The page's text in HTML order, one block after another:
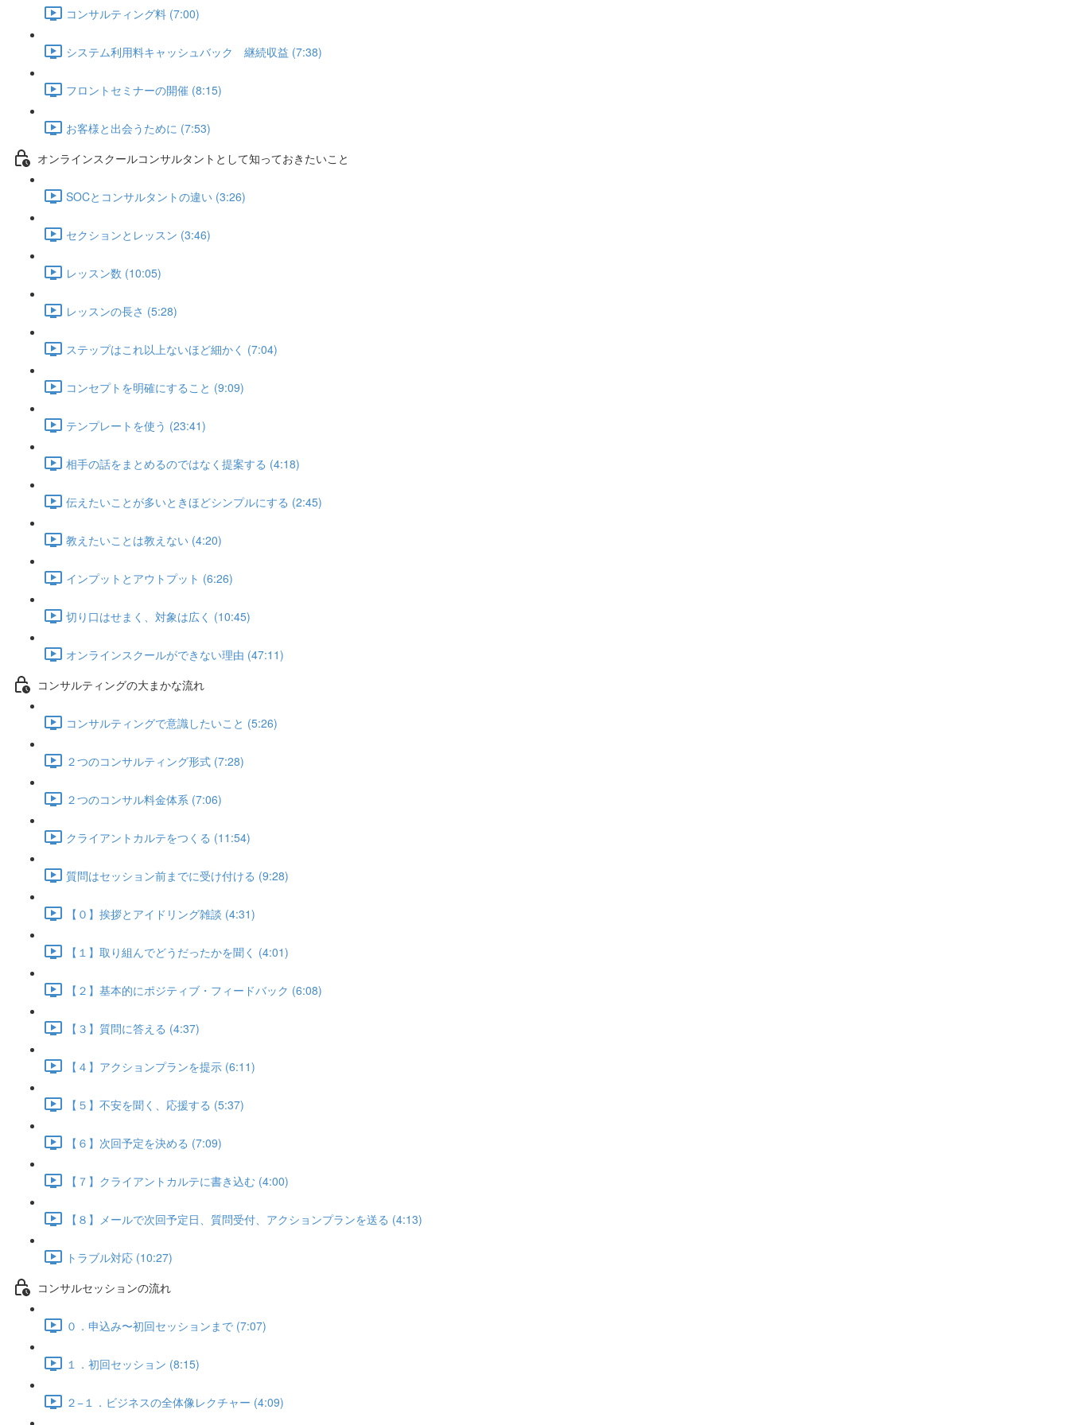
コンサルティング料 (7:00)
システム利用料キャッシュバック 継続収益 (7:38)
フロントセミナーの開催 (8:15)
お客様と出会うために (7:53)
オンラインスクールコンサルタントとして知っておきたいこと
SOCとコンサルタントの違い (3:26)
セクションとレッスン (3:46)
レッスン数 (10:05)
レッスンの長さ (5:28)
ステップはこれ以上ないほど細かく (7:04)
コンセプトを明確にすること (9:09)
テンプレートを使う (23:41)
相手の話をまとめるのではなく提案する (4:18)
伝えたいことが多いときほどシンプルにする (2:45)
教えたいことは教えない (4:20)
インプットとアウトプット (6:26)
切り口はせまく、対象は広く (10:45)
オンラインスクールができない理由 (47:11)
コンサルティングの大まかな流れ
コンサルティングで意識したいこと (5:26)
２つのコンサルティング形式 (7:28)
２つのコンサル料金体系 (7:06)
クライアントカルテをつくる (11:54)
質問はセッション前までに受け付ける (9:28)
【０】挨拶とアイドリング雑談 (4:31)
【１】取り組んでどうだったかを聞く (4:01)
【２】基本的にポジティブ・フィードバック (6:08)
【３】質問に答える (4:37)
【４】アクションプランを提示 (6:11)
【５】不安を聞く、応援する (5:37)
【６】次回予定を決める (7:09)
【７】クライアントカルテに書き込む (4:00)
【８】メールで次回予定日、質問受付、アクションプランを送る (4:13)
トラブル対応 (10:27)
コンサルセッションの流れ
０．申込み〜初回セッションまで (7:07)
１．初回セッション (8:15)
２−１．ビジネスの全体像レクチャー (4:09)